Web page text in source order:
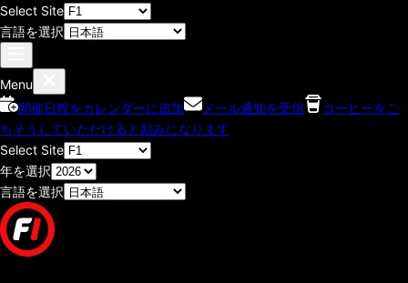
Select Site
言語を選択
Menu
開催日程をカレンダーに追加
メール通知を受信
コーヒーをご
ちそうしていただけると励みになります
Select Site
年を選択
言語を選択